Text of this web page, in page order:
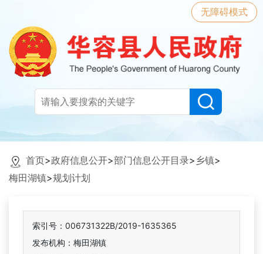
无障碍模式
首页>政府信息公开>部门信息公开目录> 乡镇>
梅田湖镇>规划计划
索引号：006731322B/2019-1635365
发布机构：梅田湖镇